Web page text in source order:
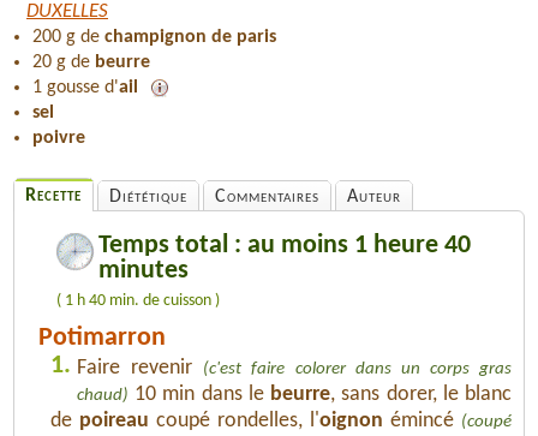
DUXELLES
200 g de champignon de paris
20 g de beurre
1 gousse d'ail
sel
poivre
Recette Diététique Commentaires Auteur
Temps total : au moins 1 heure 40
minutes
( 1 h 40 min. de cuisson )
Potimarron
1. Faire revenir
(c'est faire colorer dans un corps gras
chaud) 10 min dans le beurre, sans dorer, le blanc
de poireau coupé rondelles, l'oignon émincé (coupé